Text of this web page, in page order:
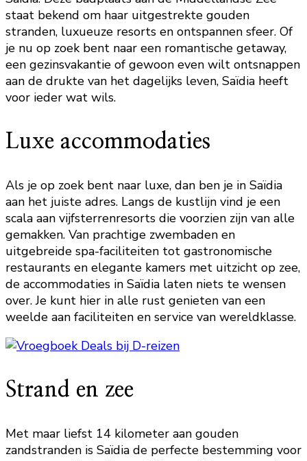
staat bekend om haar uitgestrekte gouden
stranden, luxueuze resorts en ontspannen sfeer. Of
je nu op zoek bent naar een romantische getaway,
een gezinsvakantie of gewoon even wilt ontsnappen
aan de drukte van het dagelijks leven, Saïdia heeft
voor ieder wat wils.
Luxe accommodaties
Als je op zoek bent naar luxe, dan ben je in Saïdia
aan het juiste adres. Langs de kustlijn vind je een
scala aan vijfsterrenresorts die voorzien zijn van alle
gemakken. Van prachtige zwembaden en
uitgebreide spa-faciliteiten tot gastronomische
restaurants en elegante kamers met uitzicht op zee,
de accommodaties in Saïdia laten niets te wensen
over. Je kunt hier in alle rust genieten van een
weelde aan faciliteiten en service van wereldklasse.
Strand en zee
Met maar liefst 14 kilometer aan gouden
zandstranden is Saïdia de perfecte bestemming voor